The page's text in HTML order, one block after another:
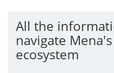
All the
navigate
ecosystem